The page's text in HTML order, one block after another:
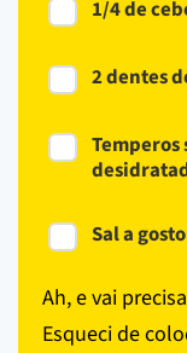
1/4 de
2 dentes
Temperos
Sal a gosto
Ah, e vai
Esqueci de